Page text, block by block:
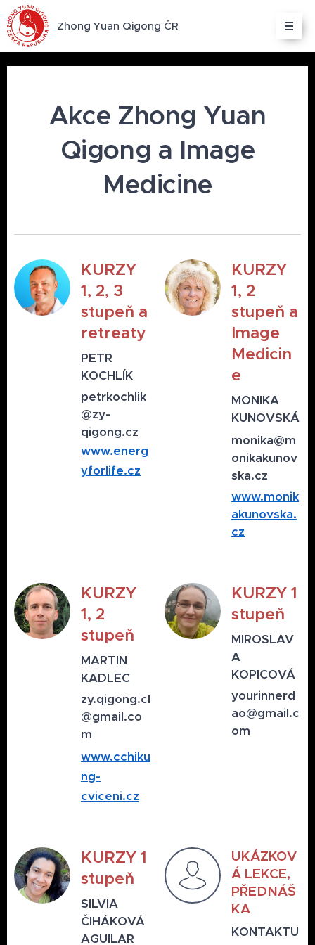
Zhong Yuan Qigong ČR
Akce Zhong Yuan
Qigong a Image
Medicine
KURZY
1, 2, 3
stupeň a
retreaty
PETR
KOCHLÍK
petrkochlik
@zy-
qigong.cz
www.energ
yforlife.cz
KURZY
1, 2
stupeň a
Image
Medicin
e
MONIKA
KUNOVSKÁ
monika@m
onikakunov
ska.cz
www.monik
akunovska.
cz
KURZY
1, 2
stupeň
MARTIN
KADLEC
zy.qigong.cl
@gmail.co
m
www.cchiku
ng-
cviceni.cz
KURZY 1
stupeň
MIROSLAV
A
KOPICOVÁ
yourinnerd
ao@gmail.c
om
KURZY 1
stupeň
SILVIA
ČIHÁKOVÁ
AGUILAR
UKÁZKOV
Á LEKCE,
PŘEDNÁŠ
KA
KONTAKTU